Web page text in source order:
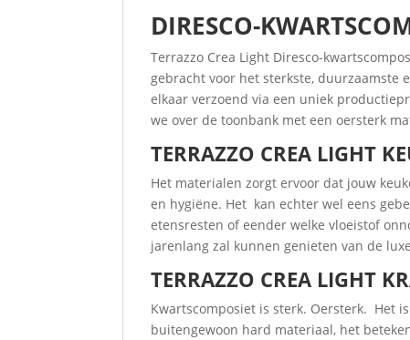
DIRESCO-
Terrazzo Crea Light Diresco-
gebracht voor het sterkste, duurzaamste
elkaar verzoend via een uniek
we over de toonbank met een oersterk
TERRAZZO CREA LIGHT
Het materialen zorgt ervoor dat jouw
en hygiëne. Het kan echter wel eens
etensresten of eender welke vloeistof
jarenlang zal kunnen genieten van de
TERRAZZO CREA LIGHT
Kwartscomposiet is sterk. Oersterk. Het
buitengewoon hard materiaal, het